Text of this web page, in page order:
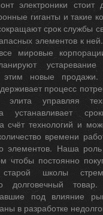
электроники
гиганты и такие
срок службы
элементов к
мировые
этим новые
процесс
управляя
устанавливает
счёт технологий и
времени
элементов. Наша
чтобы постоянно
школы
долговечный
под влияние
в разработке